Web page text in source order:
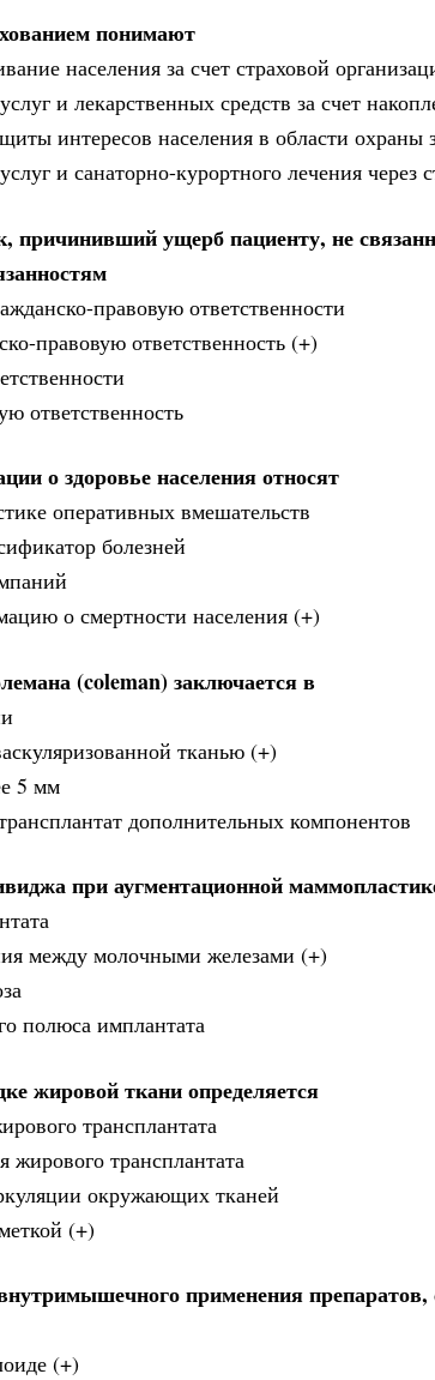
понимают
населения за счет страховой
и лекарственных средств за счет
интересов населения в области охраны
и санаторно-курортного лечения через
причинивший ущерб пациенту, не
правовую ответственности
правовую ответственность (+)
ответственность
о здоровье населения относят
оперативных вмешательств
болезней
о смертности населения (+)
(coleman) заключается в
тканью (+)
5 мм
дополнительных компонентов
при аугментационной
между молочными железами (+)
полюса имплантата
жировой ткани определяется
трансплантата
жирового трансплантата
окружающих тканей
(+)
применения
(+)